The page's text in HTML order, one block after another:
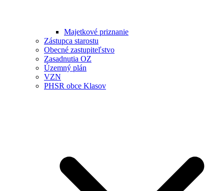
Majetkové priznanie
Zástupca starostu
Obecné zastupiteľstvo
Zasadnutia OZ
Územný plán
VZN
PHSR obce Klasov